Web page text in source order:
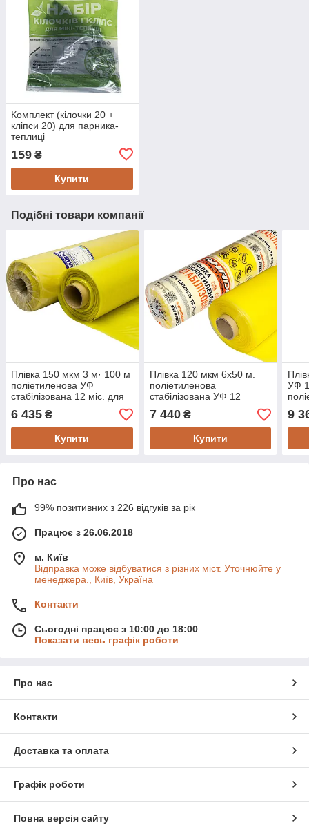
Комплект (кілочки 20 +
кліпси 20) для парника-
теплиці
159 ₴
Купити
Подібні товари компанії
Плівка 150 мкм 3 м· 100 м
поліетиленова УФ
стабілізована 12 міс. для
теплиць Виробництво
Кременчуг
6 435 ₴
Купити
Плівка 120 мкм 6х50 м.
поліетиленова
стабілізована УФ 12
місяців плівка теплична
7 440₴
Купити
УФ
9
Про нас
99% позитивних з 226 відгуків за рік
Працює з 26.06.2018
м. Київ
Відправка може відбуватися з різних міст. Уточнюйте у
менеджера., Київ, Україна
Контакти
Сьогодні працює з 10:00 до 18:00
Показати весь графік роботи
Про нас
Контакти
Доставка та оплата
Графік роботи
Повна версія сайту